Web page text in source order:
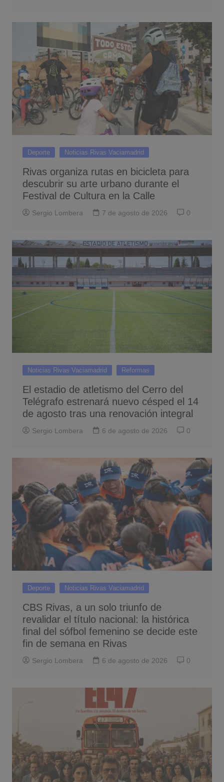
Deporte Noticias Rivas Vaciamadrid
Rivas organiza rutas en bicicleta para
descubrir su arte urbano durante el
Festival de Cultura en la Calle
Sergio Lombera 7 de agosto de 2026 0
Noticias Rivas Vaciamadrid Reformas
El estadio de atletismo del Cerro del
Telégrafo estrenará nuevo césped el 14
de agosto tras una renovación integral
Sergio Lombera 6 de agosto de 2026 0
Deporte Noticias Rivas Vaciamadrid
CBS Rivas, a un solo triunfo de
revalidar el título nacional: la histórica
final del sófbol femenino se decide este
fin de semana en Rivas
Sergio Lombera 6 de agosto de 2026 0